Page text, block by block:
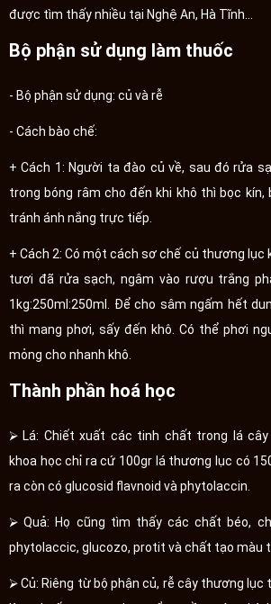
được tìm thấy nhiều tại Nghệ An, Hà Tĩnh…
Bộ phận sử dụng làm thuốc
- Bộ phận sử dụng: củ và rễ
- Cách bào chế:
+ Cách 1: Người ta đào củ về, sau đó rửa
trong bóng râm cho đến khi khô thì bọc kín,
tránh ánh nắng trực tiếp.
+ Cách 2: Có một cách sơ chế củ thương lục
tươi đã rửa sạch, ngâm vào rượu trắng
1kg:250ml:250ml. Để cho sâm ngấm hết
thì mang phơi, sấy đến khô. Có thể phơi
mỏng cho nhanh khô.
Thành phần hoá học
⮚ Lá: Chiết xuất các tinh chất trong lá
khoa học chỉ ra cứ 100gr lá thương lục có
ra còn có glucosid flavnoid và phytolaccin.
⮚ Quả: Họ cũng tìm thấy các chất béo,
phytolaccic, glucozo, protit và chất tạo màu
⮚ Củ: Riêng từ bộ phận củ, rễ cây thương